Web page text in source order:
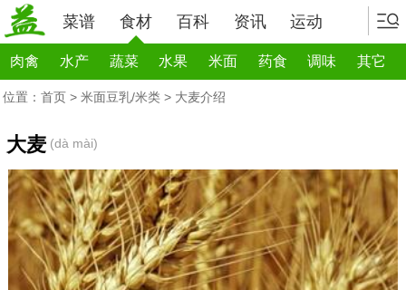
菜谱 食材 百科 资讯 运动
肉禽 水产 蔬菜 水果 米面 药食 调味 其它
位置： 首页 > 米面豆乳/米类 > 大麦介绍
大麦 (dà mài)